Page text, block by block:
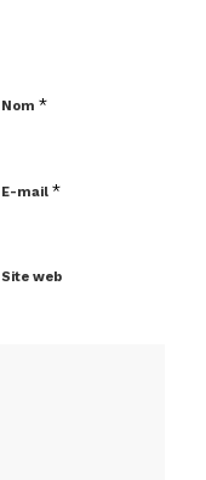
Nom *
E-mail *
Site web